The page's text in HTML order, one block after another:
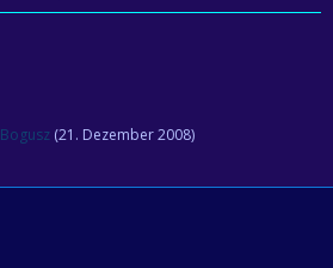
Bogusz (21. Dezember 2008)